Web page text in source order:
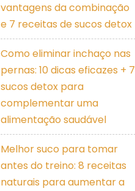
vantagens da combinação
e 7 receitas de sucos detox
Como eliminar inchaço nas
pernas: 10 dicas eficazes + 7
sucos detox para
complementar uma
alimentação saudável
Melhor suco para tomar
antes do treino: 8 receitas
naturais para aumentar a